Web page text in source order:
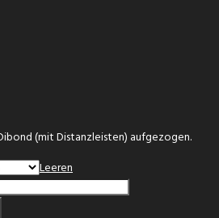
(mit Distanzleisten) aufgezogen.
Leeren